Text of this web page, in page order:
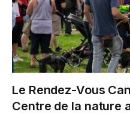
Le Rendez-Vous
Centre de la nature